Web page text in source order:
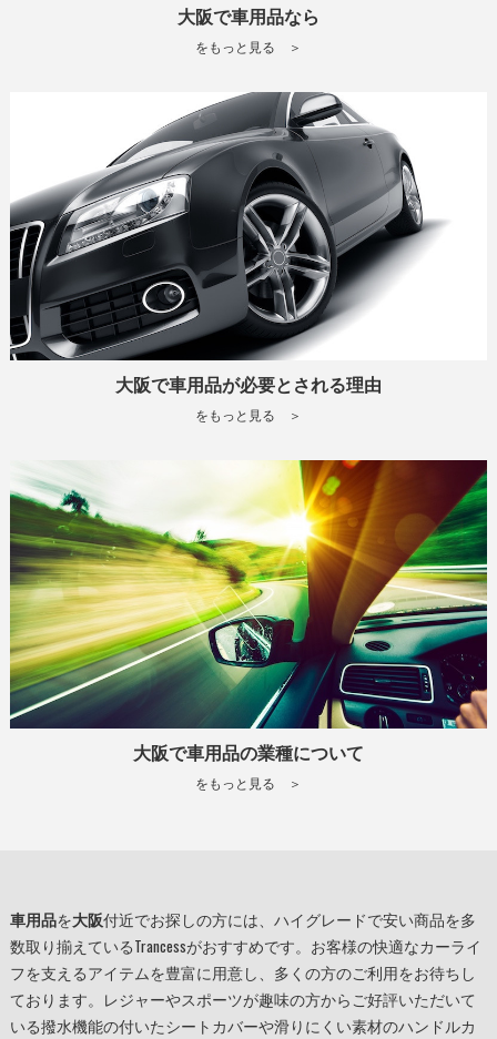
大阪で車用品なら
をもっと見る ＞
大阪で車用品が必要とされる理由
をもっと見る ＞
大阪で車用品の業種について
をもっと見る ＞
車用品を大阪付近でお探しの方には、ハイグレードで安い商品を多
数取り揃えているTrancessがおすすめです。お客様の快適なカーライ
フを支えるアイテムを豊富に用意し、多くの方のご利用をお待ちし
ております。レジャーやスポーツが趣味の方からご好評いただいて
いる撥水機能の付いたシートカバーや滑りにくい素材のハンドルカ